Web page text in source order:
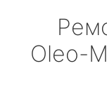
Oleo-